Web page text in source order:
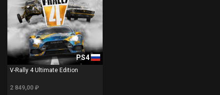
PS4
V-Rally 4 Ultimate Edition
2 849,00 ₽